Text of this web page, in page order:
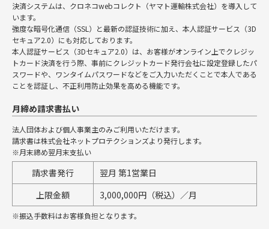
決済システムは、クロネコwebコレクト（ヤマト運輸株式会社）を導入して
います。
強度な暗号化通信（SSL）と最新の認証技術に加え、本人認証サービス（3D
セキュア2.0）にも対応しております。
本人認証サービス（3Dセキュア2.0）は、お客様がオンライン上でクレジッ
トカード決済を行う際、事前にクレジットカード発行会社に設定登録したパ
スワードや、ワンタイムパスワードなどをご入力いただくことで本人である
ことを認証し、不正利用防止効果を高める機能です。
月締め請求書払い
法人団体および個人事業主のみご利用いただけます。
請求書は株式会社ネットプロテクションズより発行します。
※月末締め翌月末支払い
請求書発行
翌月 第1営業日
上限金額
3,000,000円（税込）／月
※振込手数料はお客様負担となります。